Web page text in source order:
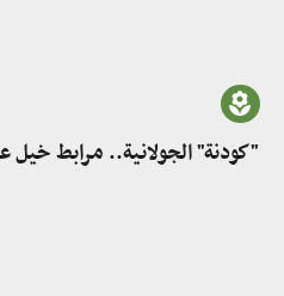
"كودنة" الجولانية.. مرابط خيل